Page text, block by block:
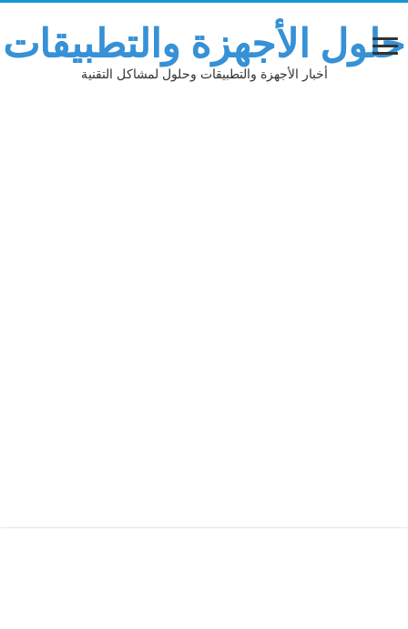
حلول الأجهزة والتطبيقات
أخبار الأجهزة والتطبيقات وحلول لمشاكل التقنية